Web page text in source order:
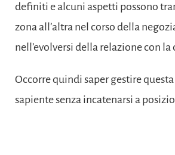
definiti e alcuni aspetti possono
zona all’altra nel corso della
nell’evolversi della relazione con la
Occorre quindi saper gestire
sapiente senza incatenarsi a